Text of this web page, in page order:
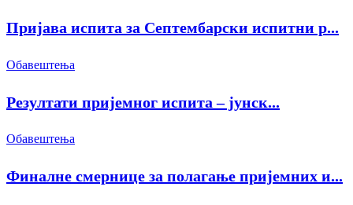
Пријава испита за Септембарски испитни р...
Обавештења
Резултати пријемног испита – јунск...
Обавештења
Финалне смернице за полагање пријемних и...